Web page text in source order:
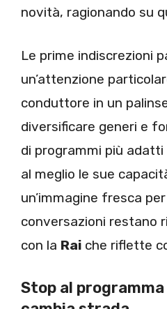
novità, ragionando su
Le prime indiscrezioni
un’attenzione
conduttore in un
diversificare generi e
di programmi più
al meglio le sue
un’immagine fresca
conversazioni restano
con la Rai che riflette
Stop al programma